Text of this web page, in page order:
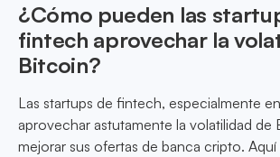
¿Cómo pueden las
fintech aprovechar la
Bitcoin?
Las startups de fintech, especialmente
aprovechar astutamente la volatilidad de
mejorar sus ofertas de banca cripto. Aquí